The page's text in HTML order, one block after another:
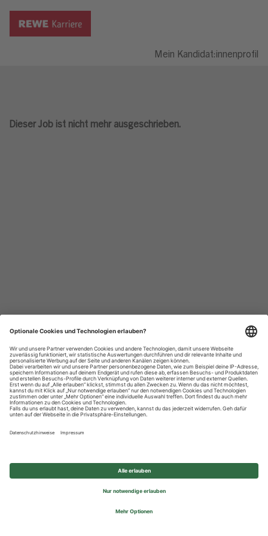
Mein Kandidat:innenprofil
Dieser Job ist nicht mehr ausgeschrieben.
Datenschutzhinweise
Impressum
Privatsphäre-Einstellungen
© 2026 REWE Group - All rights reserved